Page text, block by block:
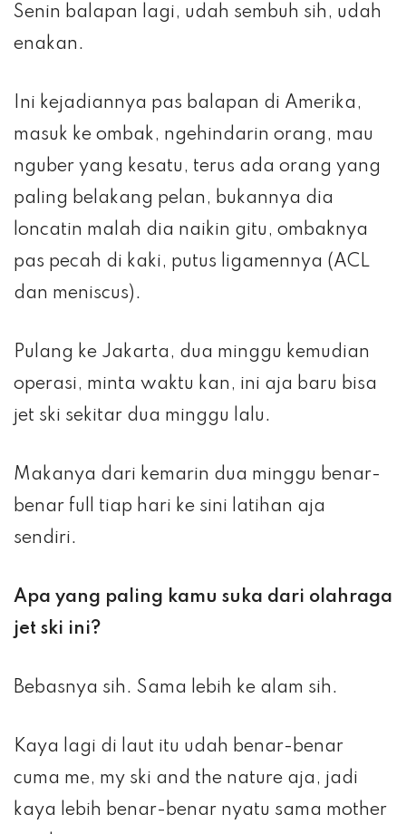
Senin balapan lagi, udah sembuh sih, udah
enakan.
Ini kejadiannya pas balapan di Amerika,
masuk ke ombak, ngehindarin orang, mau
nguber yang kesatu, terus ada orang yang
paling belakang pelan, bukannya dia
loncatin malah dia naikin gitu, ombaknya
pas pecah di kaki, putus ligamennya (ACL
dan meniscus).
Pulang ke Jakarta, dua minggu kemudian
operasi, minta waktu kan, ini aja baru bisa
jet ski sekitar dua minggu lalu.
Makanya dari kemarin dua minggu benar-
benar full tiap hari ke sini latihan aja
sendiri.
Apa yang paling kamu suka dari olahraga
jet ski ini?
Bebasnya sih. Sama lebih ke alam sih.
Kaya lagi di laut itu udah benar-benar
cuma me, my ski and the nature aja, jadi
kaya lebih benar-benar nyatu sama mother